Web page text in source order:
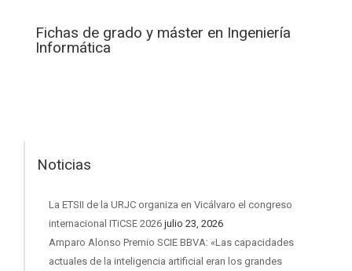
Fichas de grado y máster en Ingeniería
Informática
Noticias
La ETSII de la URJC organiza en Vicálvaro el congreso
internacional ITiCSE 2026 julio 23, 2026
Amparo Alonso Premio SCIE BBVA: «Las capacidades
actuales de la inteligencia artificial eran los grandes